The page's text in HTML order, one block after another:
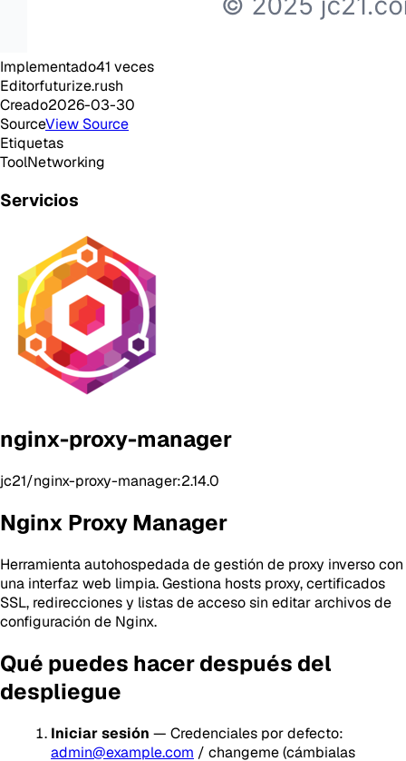
Implementado41 veces
Editorfuturize.rush
Creado2026-03-30
SourceView Source
Etiquetas
ToolNetworking
Servicios
nginx-proxy-manager
jc21/nginx-proxy-manager:2.14.0
Nginx Proxy Manager
Herramienta autohospedada de gestión de proxy inverso con
una interfaz web limpia. Gestiona hosts proxy, certificados
SSL, redirecciones y listas de acceso sin editar archivos de
configuración de Nginx.
Qué puedes hacer después del
despliegue
Iniciar sesión — Credenciales por defecto:
admin@example.com / changeme (cámbialas